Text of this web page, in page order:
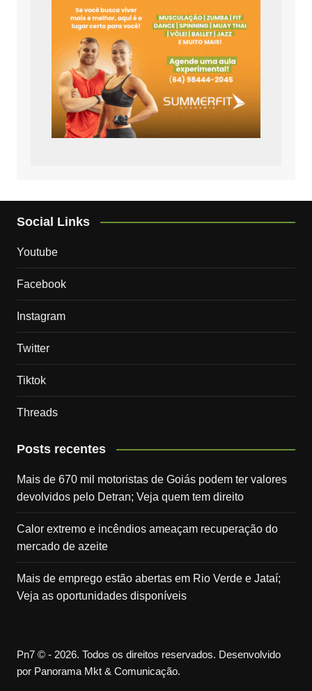
Social Links
Youtube
Facebook
Instagram
Twitter
Tiktok
Threads
Posts recentes
Mais de 670 mil motoristas de Goiás podem ter valores
devolvidos pelo Detran; Veja quem tem direito
Calor extremo e incêndios ameaçam recuperação do
mercado de azeite
Mais de emprego estão abertas em Rio Verde e Jataí;
Veja as oportunidades disponíveis
Pn7 © - 2026. Todos os direitos reservados. Desenvolvido
por Panorama Mkt & Comunicação.